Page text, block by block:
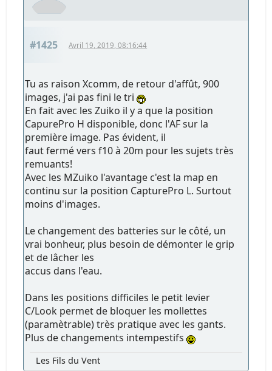
#1425 Avril 19, 2019, 08:16:44
Tu as raison Xcomm, de retour d'affût, 900
images, j'ai pas fini le tri
En fait avec les Zuiko il y a que la position
CapurePro H disponible, donc l'AF sur la
première image. Pas évident, il
faut fermé vers f10 à 20m pour les sujets très
remuants!
Avec les MZuiko l'avantage c'est la map en
continu sur la position CapturePro L. Surtout
moins d'images.
Le changement des batteries sur le côté, un
vrai bonheur, plus besoin de démonter le grip
et de lâcher les
accus dans l'eau.
Dans les positions difficiles le petit levier
C/Look permet de bloquer les mollettes
(paramètrable) très pratique avec les gants.
Plus de changements intempestifs
Les Fils du Vent